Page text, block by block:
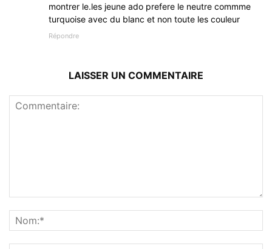
montrer le.les jeune ado prefere le neutre commme
turquoise avec du blanc et non toute les couleur
Répondre
LAISSER UN COMMENTAIRE